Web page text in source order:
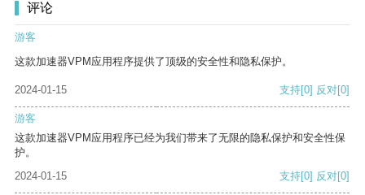
评论
游客
这款加速器VPM应用程序提供了顶级的安全性和隐私保护。
2024-01-15 支持[0] 反对[0]
游客
这款加速器VPM应用程序已经为我们带来了无限的隐私保护和安全性保
护。
2024-01-15
支持[0] 反对[0]